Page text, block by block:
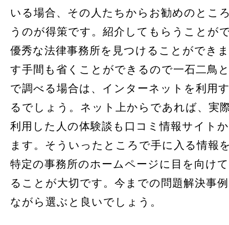
いる場合、その人たちからお勧めのとこ
うのが得策です。紹介してもらうことが
優秀な法律事務所を見つけることができ
す手間も省くことができるので一石二鳥
で調べる場合は、インターネットを利用
るでしょう。ネット上からであれば、実
利用した人の体験談も口コミ情報サイト
ます。そういったところで手に入る情報
特定の事務所のホームページに目を向け
ることが大切です。今までの問題解決事
ながら選ぶと良いでしょう。